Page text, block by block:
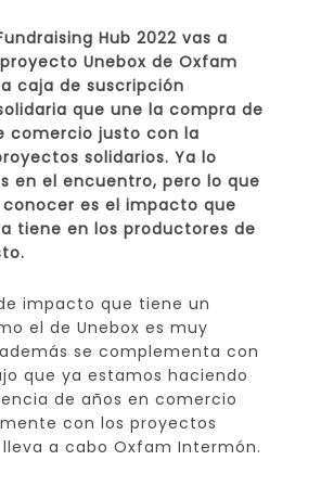
Hub 2022 vas a
Unebox de Oxfam
caja de suscripción
que une la compra de
comercio justo con la
solidarios. Ya lo
en el encuentro, pero lo que
es el impacto que
tiene en los productores de
impacto que tiene un
el de Unebox es muy
se complementa con
que ya estamos haciendo
de años en comercio
con los proyectos
a cabo Oxfam Intermón.